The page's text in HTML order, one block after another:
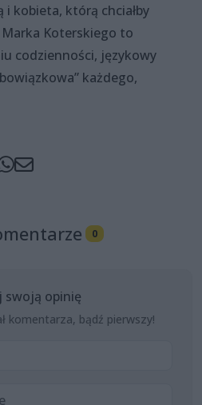
kobieta, którą chciałby
Marka Koterskiego to
codzienności, językowy
każdego,
0
swoją opinię
komentarza, bądź pierwszy!